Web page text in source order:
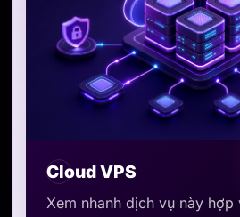
Cloud VPS
Xem nhanh dịch vụ này